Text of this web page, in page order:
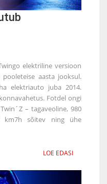
elektriline versioon
aasta jooksul.
elektriauto juba 2014.
Fotdel ongi
– tagaveoline, 980
km7h sõitev ning ühe
LOE EDASI